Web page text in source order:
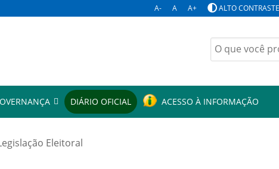
A- A A+ ALTO CONTRASTE
Buscar
por:
DIÁRIO OFICIAL ACESSO À INFORMAÇÃO
Eleitoral